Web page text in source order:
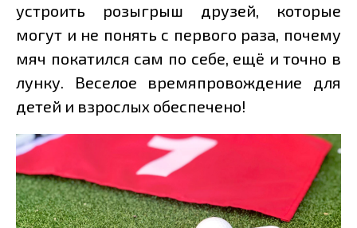
устроить розыгрыш друзей, которые
могут и не понять с первого раза, почему
мяч покатился сам по себе, ещё и точно в
лунку. Веселое времяпровождение для
детей и взрослых обеспечено!